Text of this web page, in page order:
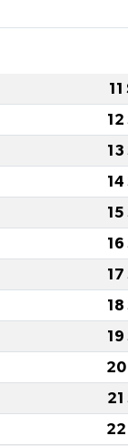
12
13
14
15
16
17
18
19
20
21
22